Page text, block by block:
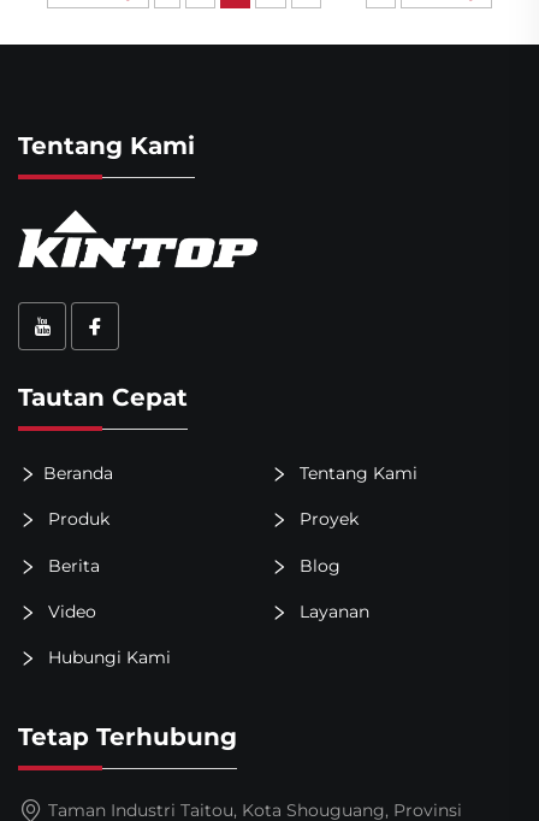
Tentang Kami
Tautan Cepat
Beranda Tentang Kami
Produk Proyek
Berita Blog
Video Layanan
Hubungi Kami
Tetap Terhubung
Taman Industri Taitou, Kota Shouguang, Provinsi